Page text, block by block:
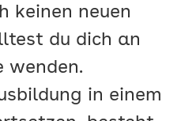
keinen neuen
du dich an
wenden.
in einem